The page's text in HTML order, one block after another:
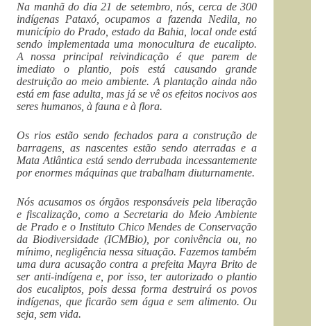
Na manhã do dia 21 de setembro, nós, cerca de 300
indígenas Pataxó, ocupamos a fazenda Nedila, no
município do Prado, estado da Bahia, local onde está
sendo implementada uma monocultura de eucalipto.
A nossa principal reivindicação é que parem de
imediato o plantio, pois está causando grande
destruição ao meio ambiente. A plantação ainda não
está em fase adulta, mas já se vê os efeitos nocivos aos
seres humanos, à fauna e à flora.
Os rios estão sendo fechados para a construção de
barragens, as nascentes estão sendo aterradas e a
Mata Atlântica está sendo derrubada incessantemente
por enormes máquinas que trabalham diuturnamente.
Nós acusamos os órgãos responsáveis pela liberação
e fiscalização, como a Secretaria do Meio Ambiente
de Prado e o Instituto Chico Mendes de Conservação
da Biodiversidade (ICMBio), por conivência ou, no
mínimo, negligência nessa situação. Fazemos também
uma dura acusação contra a prefeita Mayra Brito de
ser anti-indígena e, por isso, ter autorizado o plantio
dos eucaliptos, pois dessa forma destruirá os povos
indígenas, que ficarão sem água e sem alimento. Ou
seja, sem vida.